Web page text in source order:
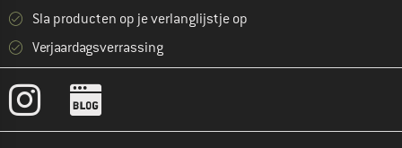
Sla producten op je verlanglijstje op
Verjaardagsverrassing